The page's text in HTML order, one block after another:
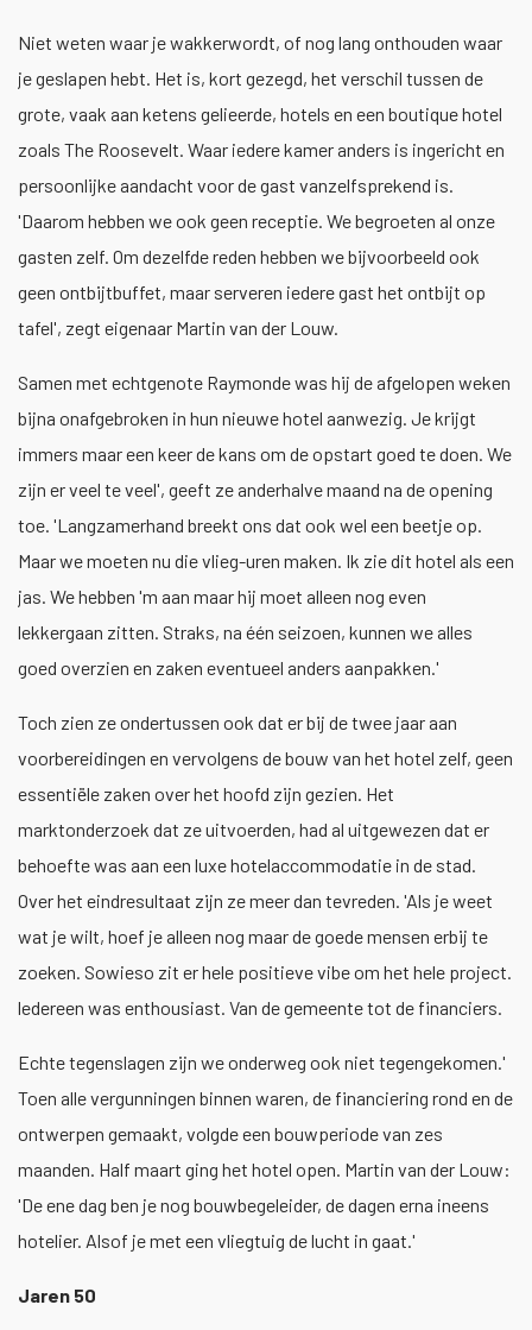
Niet weten waar je wakkerwordt, of nog lang onthouden waar
je geslapen hebt. Het is, kort gezegd, het verschil tussen de
grote, vaak aan ketens gelieerde, hotels en een boutique hotel
zoals The Roosevelt. Waar iedere kamer anders is ingericht en
persoonlijke aandacht voor de gast vanzelfsprekend is.
'Daarom hebben we ook geen receptie. We begroeten al onze
gasten zelf. Om dezelfde reden hebben we bijvoorbeeld ook
geen ontbijtbuffet, maar serveren iedere gast het ontbijt op
tafel', zegt eigenaar Martin van der Louw.
Samen met echtgenote Raymonde was hij de afgelopen weken
bijna onafgebroken in hun nieuwe hotel aanwezig. Je krijgt
immers maar een keer de kans om de opstart goed te doen. We
zijn er veel te veel', geeft ze anderhalve maand na de opening
toe. 'Langzamerhand breekt ons dat ook wel een beetje op.
Maar we moeten nu die vlieg-uren maken. Ik zie dit hotel als een
jas. We hebben 'm aan maar hij moet alleen nog even
lekkergaan zitten. Straks, na één seizoen, kunnen we alles
goed overzien en zaken eventueel anders aanpakken.'
Toch zien ze ondertussen ook dat er bij de twee jaar aan
voorbereidingen en vervolgens de bouw van het hotel zelf, geen
essentiële zaken over het hoofd zijn gezien. Het
marktonderzoek dat ze uitvoerden, had al uitgewezen dat er
behoefte was aan een luxe hotelaccommodatie in de stad.
Over het eindresultaat zijn ze meer dan tevreden. 'Als je weet
wat je wilt, hoef je alleen nog maar de goede mensen erbij te
zoeken. Sowieso zit er hele positieve vibe om het hele project.
ledereen was enthousiast. Van de gemeente tot de financiers.
Echte tegenslagen zijn we onderweg ook niet tegengekomen.'
Toen alle vergunningen binnen waren, de financiering rond en de
ontwerpen gemaakt, volgde een bouwperiode van zes
maanden. Half maart ging het hotel open. Martin van der Louw:
'De ene dag ben je nog bouwbegeleider, de dagen erna ineens
hotelier. Alsof je met een vliegtuig de lucht in gaat.'
Jaren 50